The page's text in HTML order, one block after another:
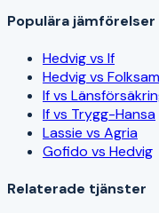
Populära jämförelser
Hedvig vs If
Hedvig vs Folksam
If vs
If vs Trygg-Hansa
Lassie vs Agria
Gofido vs Hedvig
Relaterade tjänster